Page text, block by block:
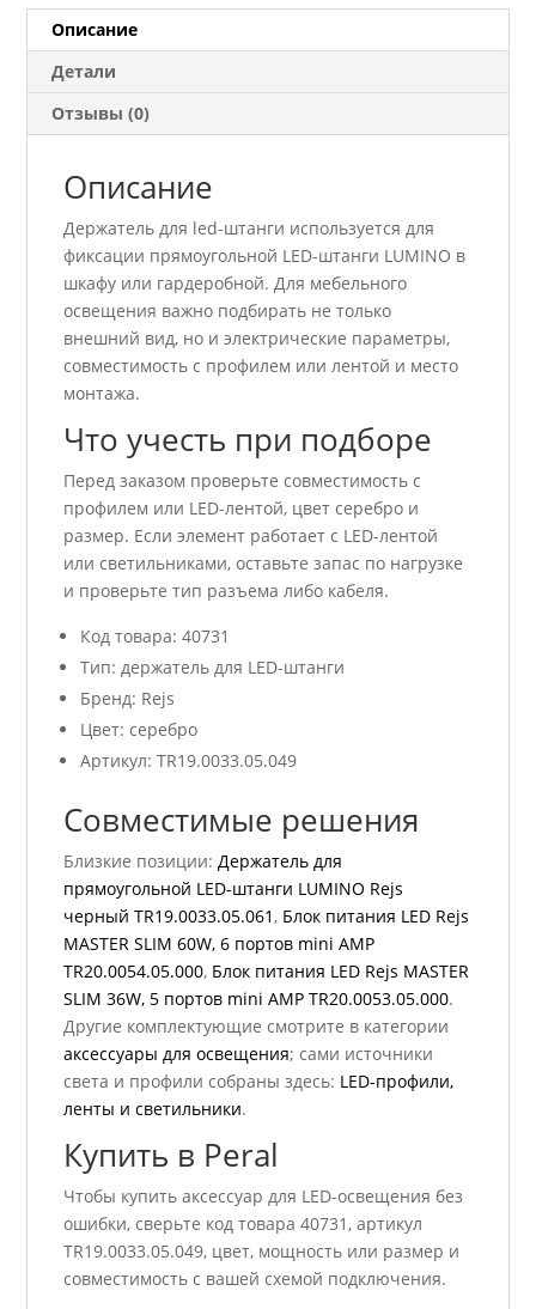
серебро
TR19.0033.05.049
Описание
Детали
Отзывы (0)
Описание
Держатель для led-штанги используется для
фиксации прямоугольной LED-штанги LUMINO в
шкафу или гардеробной. Для мебельного
освещения важно подбирать не только
внешний вид, но и электрические параметры,
совместимость с профилем или лентой и место
монтажа.
Что учесть при подборе
Перед заказом проверьте совместимость с
профилем или LED-лентой, цвет серебро и
размер. Если элемент работает с LED-лентой
или светильниками, оставьте запас по нагрузке
и проверьте тип разъема либо кабеля.
Код товара: 40731
Тип: держатель для LED-штанги
Бренд: Rejs
Цвет: серебро
Артикул: TR19.0033.05.049
Совместимые решения
Близкие позиции: Держатель для
прямоугольной LED-штанги LUMINO Rejs
черный TR19.0033.05.061 , Блок питания LED Rejs
MASTER SLIM 60W, 6 портов mini AMP
TR20.0054.05.000, Блок питания LED Rejs MASTER
SLIM 36W, 5 портов mini AMP TR20.0053.05.000.
Другие комплектующие смотрите в категории
аксессуары для освещения; сами источники
света и профили собраны здесь: LED-профили,
ленты и светильники.
Купить в Peral
Чтобы купить аксессуар для LED-освещения без
ошибки, сверьте код товара 40731, артикул
TR19.0033.05.049, цвет, мощность или размер и
совместимость с вашей схемой подключения.